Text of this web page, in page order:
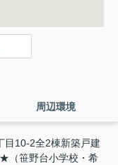
周辺環境
目10-2全2棟新築戸建
（笹野台小学校・希